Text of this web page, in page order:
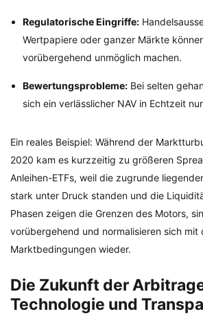
Regulatorische Eingriffe:
Wertpapiere oder ganzer Märkte
vorübergehend unmöglich machen.
Bewertungsprobleme: Bei selten
sich ein verlässlicher NAV in Echtzeit
Ein reales Beispiel: Während der
2020 kam es kurzzeitig zu größeren
Anleihen-ETFs, weil die zugrunde
stark unter Druck standen und die
Phasen zeigen die Grenzen des Motors,
vorübergehend und normalisieren sich mit
Marktbedingungen wieder.
Die Zukunft der
Technologie und